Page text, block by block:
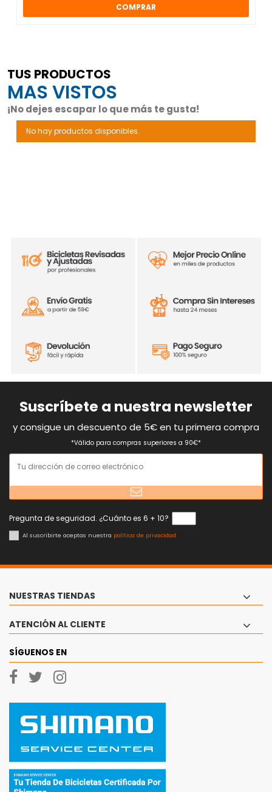
COMPRAR
TUS PRODUCTOS
MAS VISTOS
¡No dejes escapar lo que más te gusta!
No hay productos disponibles.
Suscríbete a nuestra newsletter
y consigue un descuento de 5€ en tu primera compra
*Válido para compras superiores a 90€*
Pregunta de seguridad. ¿Cuánto es 6 + 10?
Al suscribirte aceptas nuestra política de privacidad
NUESTRAS TIENDAS
ATENCIÓN AL CLIENTE
SÍGUENOS EN